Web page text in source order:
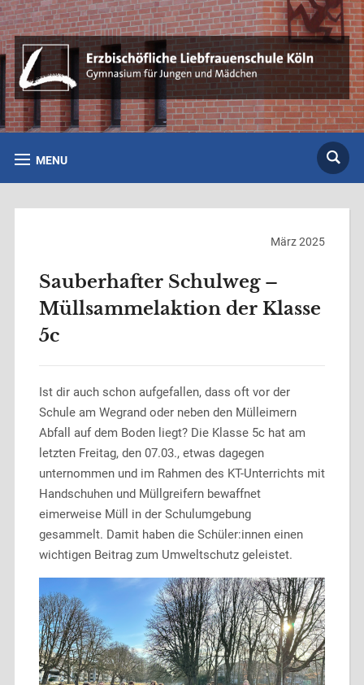
MENU
März 2025
Sauberhafter Schulweg –
Müllsammelaktion der Klasse
5c
Ist dir auch schon aufgefallen, dass oft vor der
Schule am Wegrand oder neben den Mülleimern
Abfall auf dem Boden liegt? Die Klasse 5c hat am
letzten Freitag, den 07.03., etwas dagegen
unternommen und im Rahmen des KT-Unterrichts mit
Handschuhen und Müllgreifern bewaffnet
eimerweise Müll in der Schulumgebung
gesammelt. Damit haben die Schüler:innen einen
wichtigen Beitrag zum Umweltschutz geleistet.